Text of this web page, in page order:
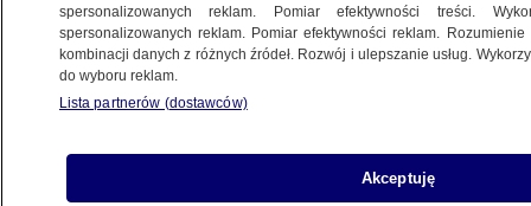
Posłuchaj artykułu
Czyta lektor AI
spersonalizowanych reklam. Pomiar efektywności treści.
spersonalizowanych reklam. Pomiar efektywności reklam.
kombinacji danych z różnych źródeł. Rozwój i ulepszanie usług.
do wyboru reklam.
Lista partnerów (dostawców)
Akceptuję